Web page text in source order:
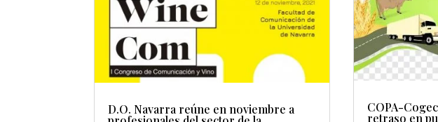
D.O. Navarra reúne en noviembre a COPA-
retraso en